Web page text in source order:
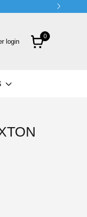
login
0